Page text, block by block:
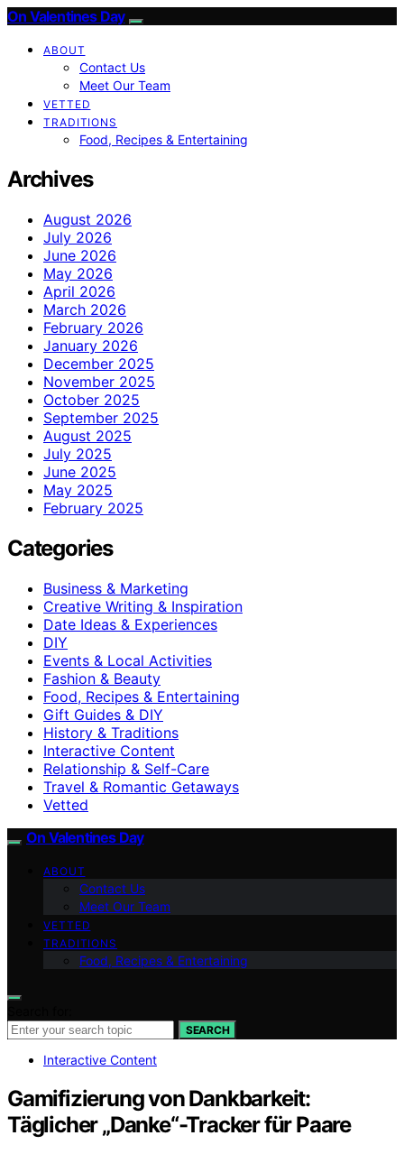
On Valentines Day
ABOUT
Contact Us
Meet Our Team
VETTED
TRADITIONS
Food, Recipes & Entertaining
Archives
August 2026
July 2026
June 2026
May 2026
April 2026
March 2026
February 2026
January 2026
December 2025
November 2025
October 2025
September 2025
August 2025
July 2025
June 2025
May 2025
February 2025
Categories
Business & Marketing
Creative Writing & Inspiration
Date Ideas & Experiences
DIY
Events & Local Activities
Fashion & Beauty
Food, Recipes & Entertaining
Gift Guides & DIY
History & Traditions
Interactive Content
Relationship & Self-Care
Travel & Romantic Getaways
Vetted
On Valentines Day
ABOUT
Contact Us
Meet Our Team
VETTED
TRADITIONS
Food, Recipes & Entertaining
SEARCH
Interactive Content
Gamifizierung von Dankbarkeit:
Täglicher „Danke“-Tracker für Paare